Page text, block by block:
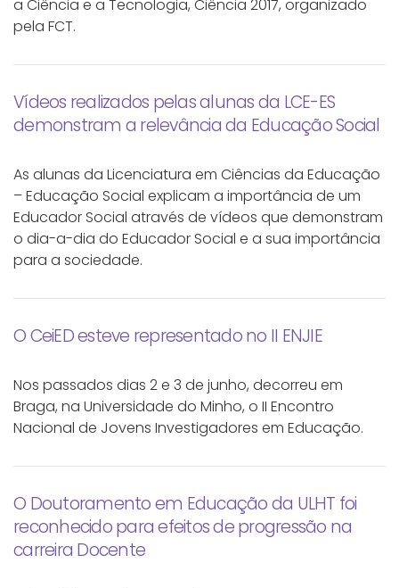
a Ciência e a Tecnologia, Ciência 2017, organizado
pela FCT.
Vídeos realizados pelas alunas da LCE-ES
demonstram a relevância da Educação Social
As alunas da Licenciatura em Ciências da Educação
– Educação Social explicam a importância de um
Educador Social através de vídeos que demonstram
o dia-a-dia do Educador Social e a sua importância
para a sociedade.
O CeiED esteve representado no II ENJIE
Nos passados dias 2 e 3 de junho, decorreu em
Braga, na Universidade do Minho, o II Encontro
Nacional de Jovens Investigadores em Educação.
O Doutoramento em Educação da ULHT foi
reconhecido para efeitos de progressão na
carreira Docente